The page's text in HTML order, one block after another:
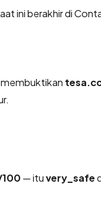
ini berakhir di
membuktikan
— ituvery_safe